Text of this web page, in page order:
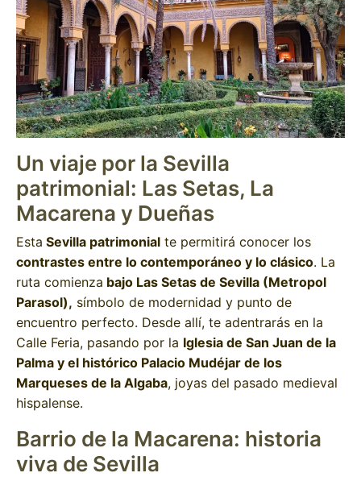
Un viaje por la Sevilla
patrimonial: Las Setas, La
Macarena y Dueñas
Esta Sevilla patrimonial te permitirá conocer los
contrastes entre lo contemporáneo y lo clásico. La
ruta comienza bajo Las Setas de Sevilla (Metropol
Parasol), símbolo de modernidad y punto de
encuentro perfecto. Desde allí, te adentrarás en la
Calle Feria, pasando por la Iglesia de San Juan de la
Palma y el histórico Palacio Mudéjar de los
Marqueses de la Algaba, joyas del pasado medieval
hispalense.
Barrio de la Macarena: historia
viva de Sevilla